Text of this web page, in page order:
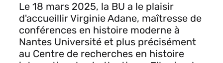
Le 18 mars 2025, la BU a le plaisir
d'accueillir Virginie Adane, maîtresse de
conférences en histoire moderne à
Nantes Université et plus précisément
au Centre de recherches en histoire